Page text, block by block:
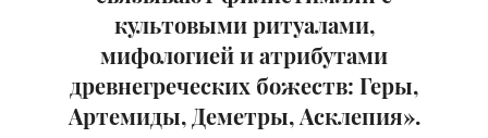
культовыми ритуалами,
мифологией и атрибутами
древнегреческих божеств: Геры,
Артемиды, Деметры, Асклепия».